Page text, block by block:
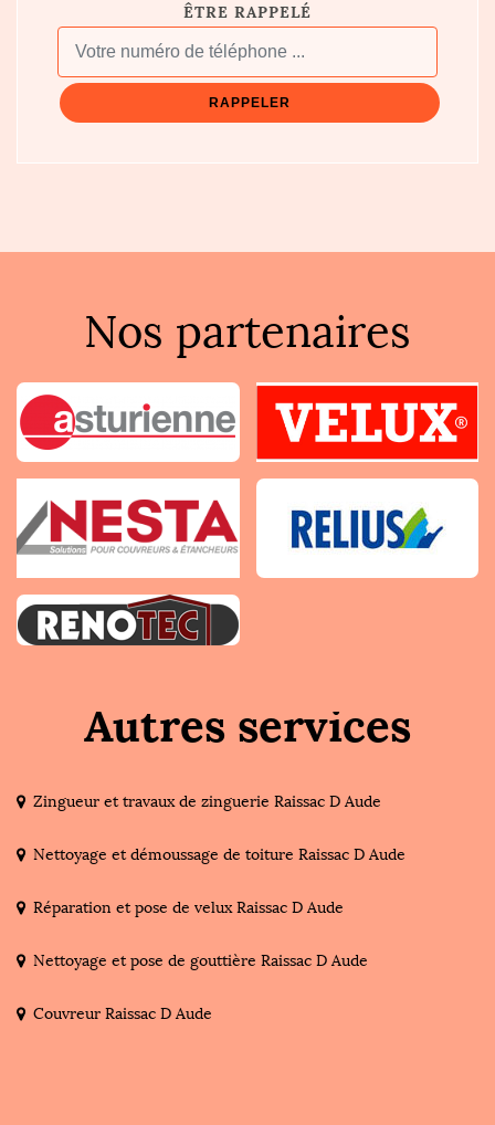
ÊTRE RAPPELÉ
Nos partenaires
Autres services
Zingueur et travaux de zinguerie Raissac D Aude
Nettoyage et démoussage de toiture Raissac D Aude
Réparation et pose de velux Raissac D Aude
Nettoyage et pose de gouttière Raissac D Aude
Couvreur Raissac D Aude